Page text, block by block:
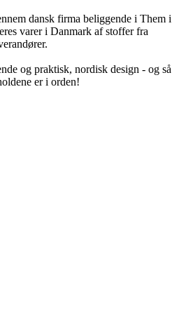
dansk firma beliggende i Them i
varer i Danmark af stoffer fra
og praktisk, nordisk design - og så
er i orden!